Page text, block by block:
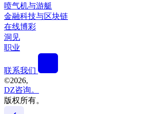
喷气机与游艇
金融科技与区块链
在线博彩
洞见
职业
联系我们
©2026,
DZ咨询。
版权所有。